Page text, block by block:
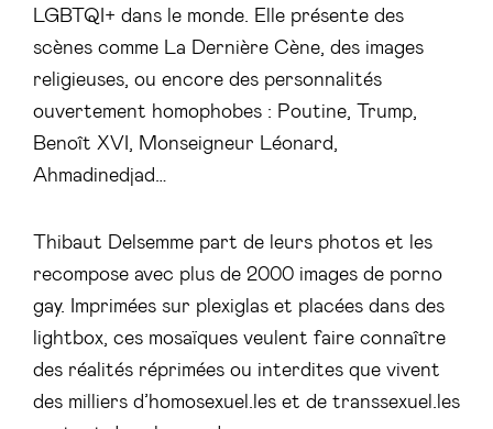
LGBTQI+ dans le monde. Elle présente des
scènes comme La Dernière Cène, des images
religieuses, ou encore des personnalités
ouvertement homophobes : Poutine, Trump,
Benoît XVI, Monseigneur Léonard,
Ahmadinedjad…
Thibaut Delsemme part de leurs photos et les
recompose avec plus de 2000 images de porno
gay. Imprimées sur plexiglas et placées dans des
lightbox, ces mosaïques veulent faire connaître
des réalités réprimées ou interdites que vivent
des milliers d’homosexuel.les et de transsexuel.les